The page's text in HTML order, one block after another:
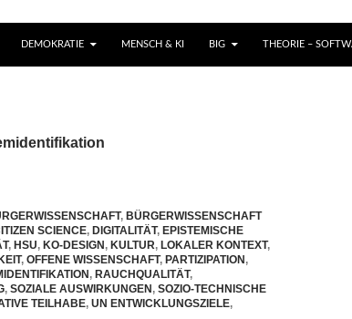
DEMOKRATIE MENSCH & KI BIG THEORIE –
, BÜRGERWISSENSCHAFT
SCIENCE, DIGITALITÄT, EPISTEMISCHE
, HSU, KO-DESIGN , KULTUR, LOKALER KONTEXT,
, OFFENE WISSENSCHAFT, PARTIZIPATION ,
, RAUCHQUALITÄT,
, SOZIALE AUSWIRKUNGEN , SOZIO-TECHNISCHE
TEILHABE, UN ENTWICKLUNGSZIELE,